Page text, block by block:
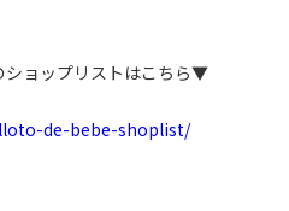
ョップリストはこちら▼
de-bebe-shoplist/